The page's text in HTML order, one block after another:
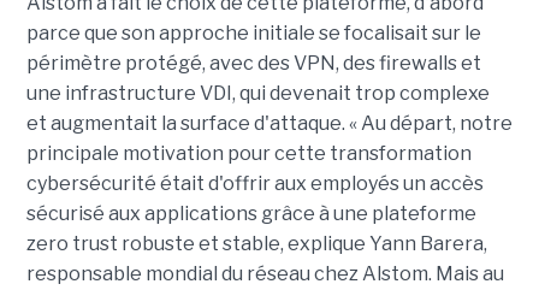
parce que son approche initiale se focalisait sur le
périmètre protégé, avec des VPN, des firewalls et
une infrastructure VDI, qui devenait trop complexe
et augmentait la surface d'attaque. « Au départ, notre
principale motivation pour cette transformation
cybersécurité était d'offrir aux employés un accès
sécurisé aux applications grâce à une plateforme
zero trust robuste et stable, explique Yann Barera,
responsable mondial du réseau chez Alstom. Mais au